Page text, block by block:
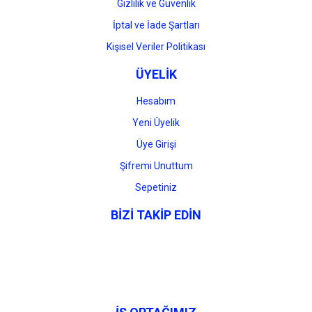
Gizlilik ve Güvenlik
İptal ve İade Şartları
Kişisel Veriler Politikası
ÜYELİK
Hesabım
Yeni Üyelik
Üye Girişi
Şifremi Unuttum
Sepetiniz
BİZİ TAKİP EDİN